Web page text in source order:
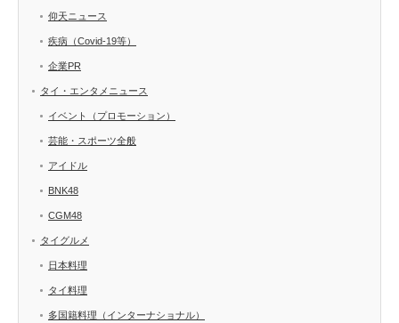
仰天ニュース
疾病（Covid-19等）
企業PR
タイ・エンタメニュース
イベント（プロモーション）
芸能・スポーツ全般
アイドル
BNK48
CGM48
タイグルメ
日本料理
タイ料理
多国籍料理（インターナショナル）